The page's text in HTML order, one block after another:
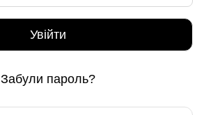
Увійти
Забули пароль?